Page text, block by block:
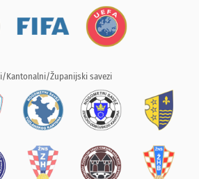
Kantonalni/Županijski savezi